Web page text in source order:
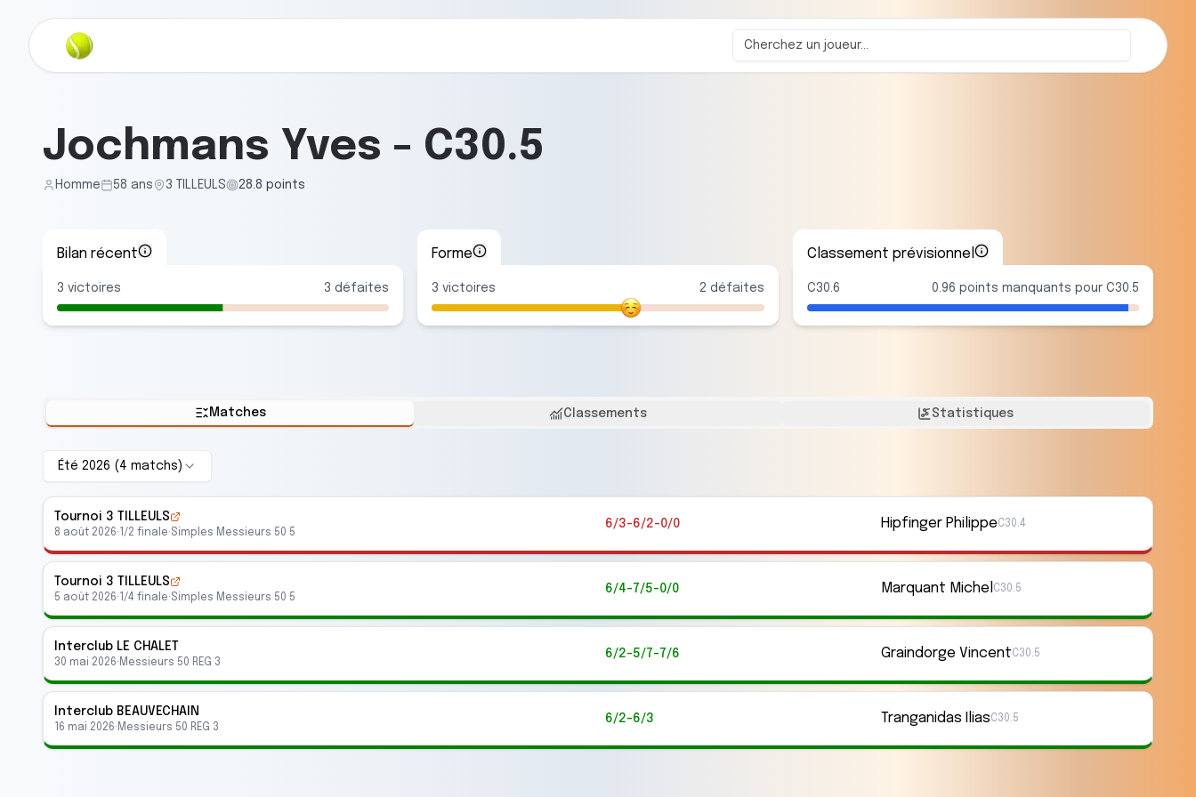
Jochmans Yves - C30.5
Homme 58 ans 3 TILLEULS 28.8 points
Bilan récent
3 victoires 3 défaites
Forme
3 victoires 2 défaites
Classement prévisionnel
C30.6 0.96 points manquants pour C30.5
Matches Classements Statistiques
Été 2026 ( 4 matchs )
Tournoi 3 TILLEULS
8 août 2026· 1/2 finale·Simples Messieurs 50 5
6/3-6/2-0/0 Hipfinger PhilippeC30.4
Tournoi 3 TILLEULS
5 août 2026· 1/4 finale·Simples Messieurs 50 5
6/4-7/5-0/0 Marquant Michel C30.5
Interclub LE CHALET
30 mai 2026· Messieurs 50 REG 3
6/2-5/7-7/6 Graindorge VincentC30.5
Interclub BEAUVECHAIN
16 mai 2026· Messieurs 50 REG 3
6/2-6/3 Tranganidas IliasC30.5